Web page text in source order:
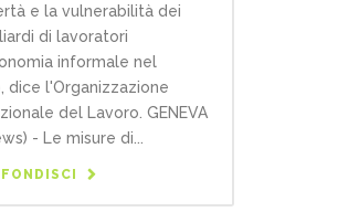
e la vulnerabilità dei
di lavoratori
informale nel
dice l'Organizzazione
del Lavoro. GENEVA
- Le misure di...